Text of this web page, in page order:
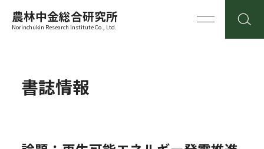
農林中金総合研究所
Norinchukin Research Institute Co., Ltd.
書誌情報